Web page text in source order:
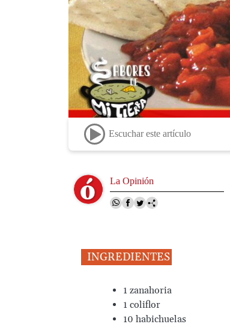
Escuchar este artículo
Image La Opinión
INGREDIENTES
1 zanahoria
1 coliflor
10 habichuelas